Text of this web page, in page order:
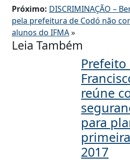
Próximo: DISCRIMINAÇÃO –
pela prefeitura de Codó não
alunos do IFMA»
Leia Também
reúne
para
2017